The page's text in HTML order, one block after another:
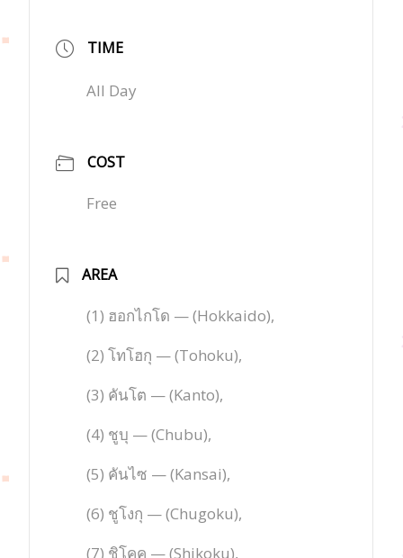
TIME
All Day
COST
Free
AREA
(1) ฮอกไกโด — (Hokkaido),
(2) โทโฮกุ — (Tohoku),
(3) คันโต — (Kanto),
(4) ชูบุ — (Chubu),
(5) คันไซ — (Kansai),
(6) ชูโงกุ — (Chugoku),
(7) ชิโคคุ — (Shikoku),